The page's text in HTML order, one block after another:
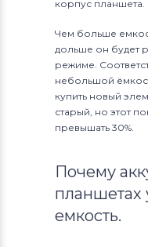
корпус планшета.
Чем больше
дольше он будет
режиме.
небольшой
купить новый
старый, но этот
превышать 30%.
Почему
планшетах
емкость.